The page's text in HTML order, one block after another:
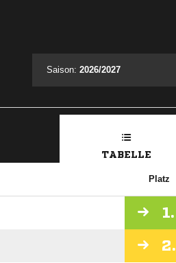
Saison: 2026/2027
TABELLE
Platz
1.
2.